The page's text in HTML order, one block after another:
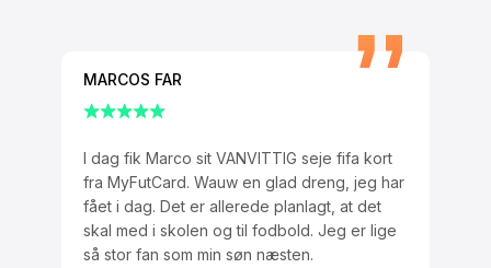
MARCOS FAR
I dag fik Marco sit VANVITTIG seje fifa kort
fra MyFutCard. Wauw en glad dreng, jeg har
fået i dag. Det er allerede planlagt, at det
skal med i skolen og til fodbold. Jeg er lige
så stor fan som min søn næsten.